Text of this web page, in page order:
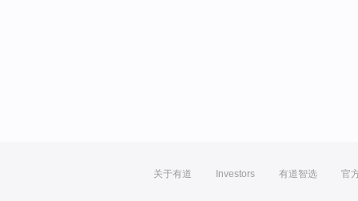
关于有道 Investors 有道智选 官